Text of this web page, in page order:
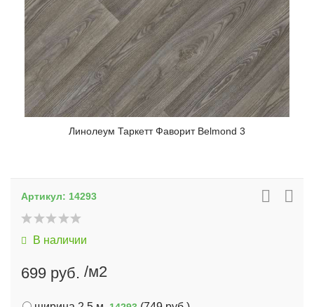
Линолеум Таркетт Фаворит Belmond 3
Артикул: 14293
В наличии
699 руб. /м2